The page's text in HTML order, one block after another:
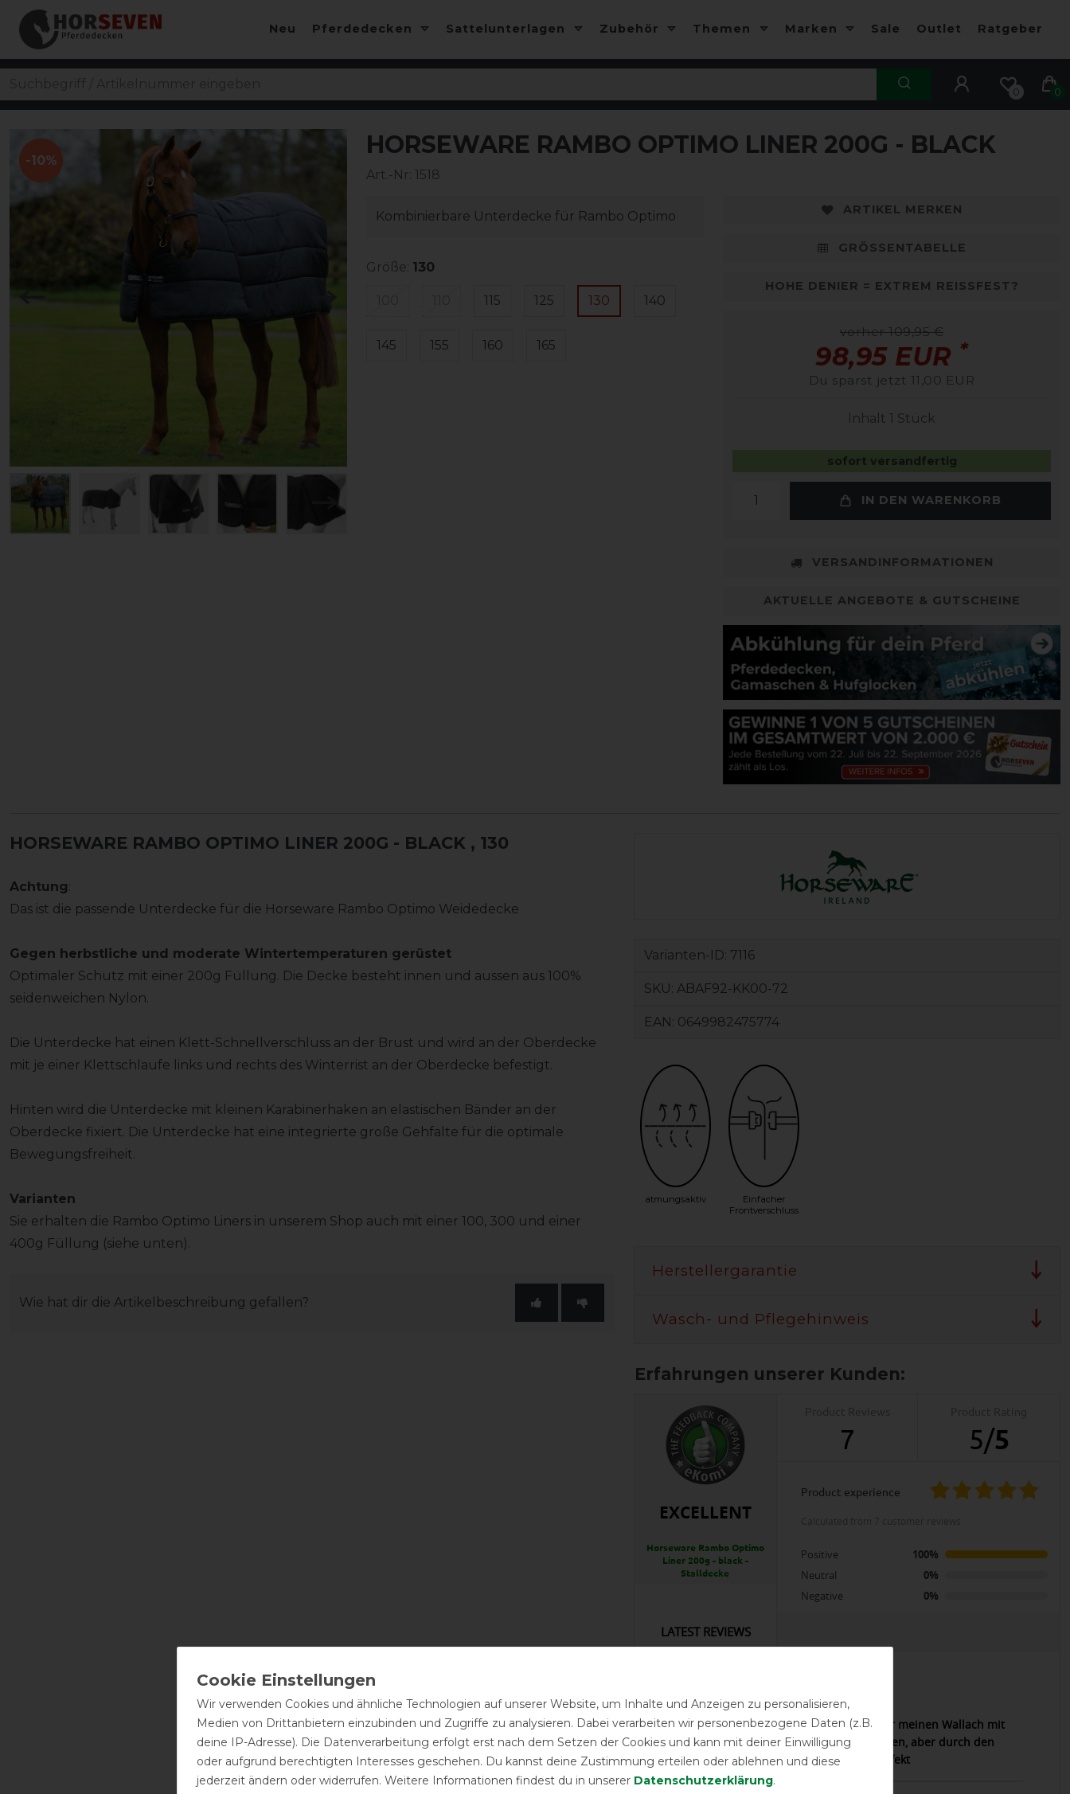
Neu Pferdedecken Sattelunterlagen Zubehör Themen Marken Sale Outlet Ratgeber
0 0
-10%
HORSEWARE RAMBO OPTIMO LINER 200G - BLACK
Art.-Nr: 1518
Kombinierbare Unterdecke für Rambo Optimo
Größe: 130
115 125 130 140
145 155 160 165
ARTIKEL MERKEN
GRÖSSENTABELLE
HOHE DENIER = EXTREM REISSFEST?
vorher 109,95 €
98,95 EUR *
Du sparst jetzt 11,00 EUR
Inhalt 1 Stück
sofort versandfertig
IN DEN WARENKORB
VERSANDINFORMATIONEN
AKTUELLE ANGEBOTE & GUTSCHEINE
HORSEWARE RAMBO OPTIMO LINER 200G - BLACK , 130
Achtung:
Das ist die passende Unterdecke für die Horseware Rambo Optimo Weidedecke
Gegen herbstliche und moderate Wintertemperaturen gerüstet
Optimaler Schutz mit einer 200g Füllung. Die Decke besteht innen und aussen aus 100%
seidenweichen Nylon.
Die Unterdecke hat einen Klett-Schnellverschluss an der Brust und wird an der Oberdecke
mit je einer Klettschlaufe links und rechts des Winterrist an der Oberdecke befestigt.
Hinten wird die Unterdecke mit kleinen Karabinerhaken an elastischen Bänder an der
Oberdecke fixiert. Die Unterdecke hat eine integrierte große Gehfalte für die optimale
Bewegungsfreiheit.
Varianten
Sie erhalten die Rambo Optimo Liners in unserem Shop auch mit einer 100, 300 und einer
400g Füllung (siehe unten).
Wie hat dir die Artikelbeschreibung gefallen?
Varianten-ID: 7116
SKU: ABAF92-KK00-72
EAN: 0649982475774
atmungsaktiv
Einfacher
Frontverschluss
Herstellergarantie
Wasch- und Pflegehinweis
EXCELLENT
Horseware Rambo Optimo
Liner 200g - black -
Stalldecke
7 5/5
product experience
Positive
100%
Neutral
0%
Negative
0%
LATEST REVIEWS
17.01.2026
Sehr schöner Liner mit toller Passform für meinen Wallach mit
breiter Brust. Brauche sonst 165 cm Decken, aber durch den
großzügigen Schnitt, passt die 160 er perfekt
Wir verwenden Cookies und ähnliche Technologien auf unserer Website, um Inhalte und Anzeigen zu personalisieren,
Medien von Drittanbietern einzubinden und Zugriffe zu analysieren. Dabei verarbeiten wir personenbezogene Daten (z.B.
deine IP-Adresse). Die Datenverarbeitung erfolgt erst nach dem Setzen der Cookies und kann mit deiner Einwilligung
oder aufgrund berechtigten Interesses geschehen. Du kannst deine Zustimmung erteilen oder ablehnen und diese
jederzeit ändern oder widerrufen. Weitere Informationen findest du in unserer Daten­schutz­erklärung.